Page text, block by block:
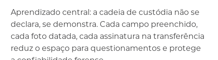
Aprendizado central: a cadeia de custódia não se
declara, se demonstra. Cada campo preenchido,
cada foto datada, cada assinatura na transferência
reduz o espaço para questionamentos e protege